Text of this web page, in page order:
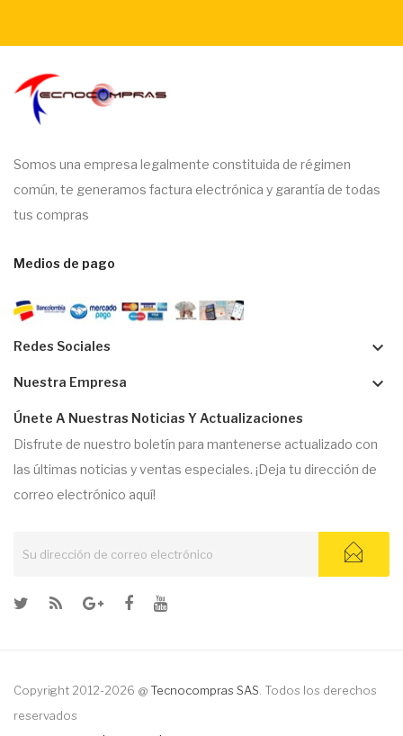
Somos una empresa legalmente constituida de régimen
común, te generamos factura electrónica y garantía de todas
tus compras
Medios de pago
Redes Sociales keyboard_arrow_down
Nuestra Empresa keyboard_arrow_down
Únete A Nuestras Noticias Y Actualizaciones
Disfrute de nuestro boletín para mantenerse actualizado con
las últimas noticias y ventas especiales. ¡Deja tu dirección de
correo electrónico aquí!
Copyright 2012-2026 @ Tecnocompras SAS . Todos los derechos
reservados